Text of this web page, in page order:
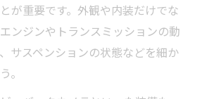
が重要です。外観や内装だけでな
ンジンやトランスミッションの動
サスペンションの状態などを細か
。